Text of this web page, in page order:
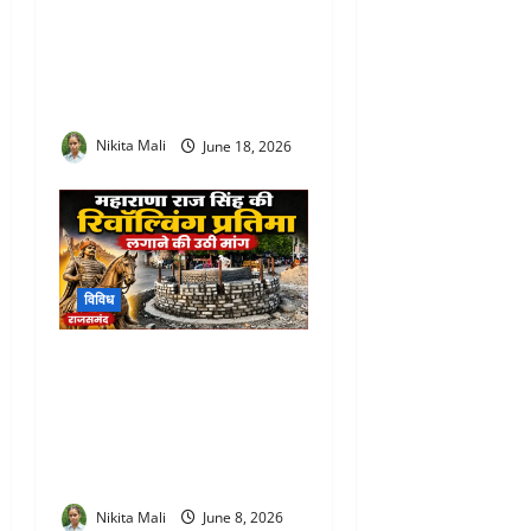
Nikita Mali June 18, 2026
विविध
Nikita Mali June 8, 2026